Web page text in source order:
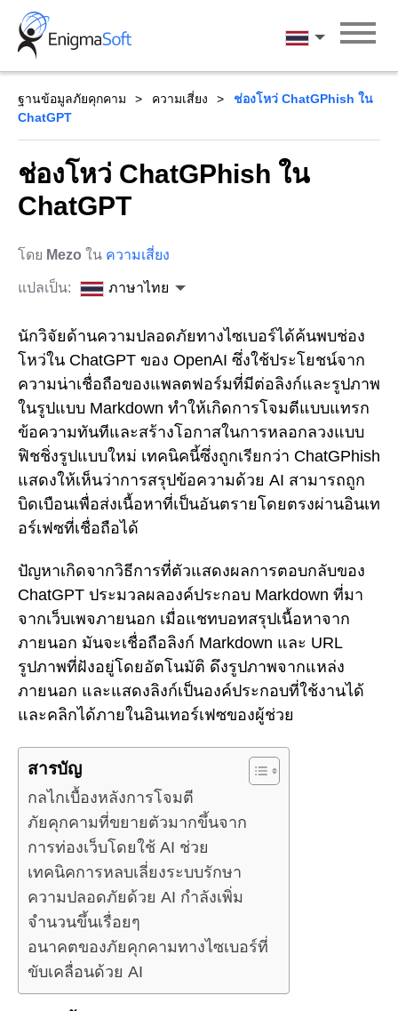
Skip
content
ภาษาไทย
ฐานข้อมูลภัยคุกคาม ความเสี่ยง
ช่องโหว่ ChatGPhish ใน
ChatGPT
ช่องโหว่ ChatGPhish ใน
ChatGPT
โดย Mezo ใน ความเสี่ยง
แปลเป็น: ภาษาไทย
นักวิจัยด้านความปลอดภัยทางไซเบอร์ได้ค้นพบช่อง
โหว่ใน ChatGPT ของ OpenAI ซึ่งใช้ประโยชน์จาก
ความน่าเชื่อถือของแพลตฟอร์มที่มีต่อลิงก์และรูปภาพ
ในรูปแบบ Markdown ทำให้เกิดการโจมตีแบบแทรก
ข้อความทันทีและสร้างโอกาสในการหลอกลวงแบบ
ฟิชชิ่งรูปแบบใหม่ เทคนิคนี้ซึ่งถูกเรียกว่า ChatGPhish
แสดงให้เห็นว่าการสรุปข้อความด้วย AI สามารถถูก
บิดเบือนเพื่อส่งเนื้อหาที่เป็นอันตรายโดยตรงผ่านอินเท
อร์เฟซที่เชื่อถือได้
ปัญหาเกิดจากวิธีการที่ตัวแสดงผลการตอบกลับของ
ChatGPT ประมวลผลองค์ประกอบ Markdown ที่มา
จากเว็บเพจภายนอก เมื่อแชทบอทสรุปเนื้อหาจาก
ภายนอก มันจะเชื่อถือลิงก์ Markdown และ URL
รูปภาพที่ฝังอยู่โดยอัตโนมัติ ดึงรูปภาพจากแหล่ง
ภายนอก และแสดงลิงก์เป็นองค์ประกอบที่ใช้งานได้
และคลิกได้ภายในอินเทอร์เฟซของผู้ช่วย
สารบัญ
กลไกเบื้องหลังการโจมตี
ภัยคุกคามที่ขยายตัวมากขึ้นจาก
การท่องเว็บโดยใช้ AI ช่วย
เทคนิคการหลบเลี่ยงระบบรักษา
ความปลอดภัยด้วย AI กำลังเพิ่ม
จำนวนขึ้นเรื่อยๆ
อนาคตของภัยคุกคามทางไซเบอร์ที่
ขับเคลื่อนด้วย AI